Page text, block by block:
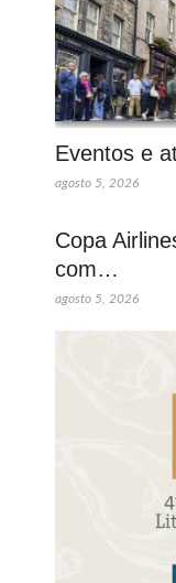
Eventos e
agosto 5, 2026
Copa
com…
agosto 5, 2026